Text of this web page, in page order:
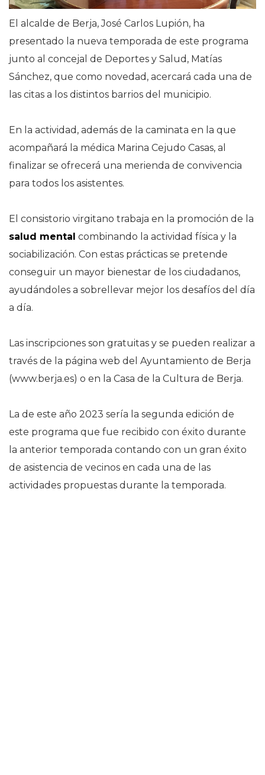
El alcalde de Berja, José Carlos Lupión, ha
presentado la nueva temporada de este programa
junto al concejal de Deportes y Salud, Matías
Sánchez, que como novedad, acercará cada una de
las citas a los distintos barrios del municipio.
En la actividad, además de la caminata en la que
acompañará la médica Marina Cejudo Casas, al
finalizar se ofrecerá una merienda de convivencia
para todos los asistentes.
El consistorio virgitano trabaja en la promoción de la
salud mental combinando la actividad física y la
sociabilización. Con estas prácticas se pretende
conseguir un mayor bienestar de los ciudadanos,
ayudándoles a sobrellevar mejor los desafíos del día
a día.
Las inscripciones son gratuitas y se pueden realizar a
través de la página web del Ayuntamiento de Berja
(www.berja.es) o en la Casa de la Cultura de Berja.
La de este año 2023 sería la segunda edición de
este programa que fue recibido con éxito durante
la anterior temporada contando con un gran éxito
de asistencia de vecinos en cada una de las
actividades propuestas durante la temporada.